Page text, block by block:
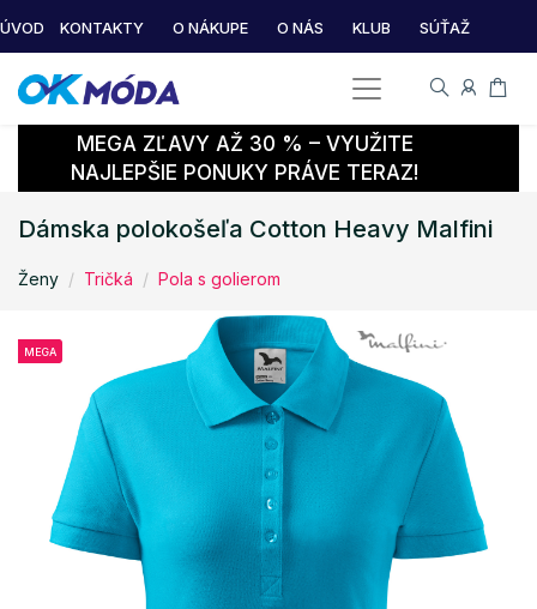
ÚVOD KONTAKTY O NÁKUPE O NÁS KLUB SÚŤAŽ
MEGA ZĽAVY AŽ 30 % – VYUŽITE
NAJLEPŠIE PONUKY PRÁVE TERAZ!
Dámska polokošeľa Cotton Heavy Malfini
Ženy Tričká Pola s golierom
MEGA